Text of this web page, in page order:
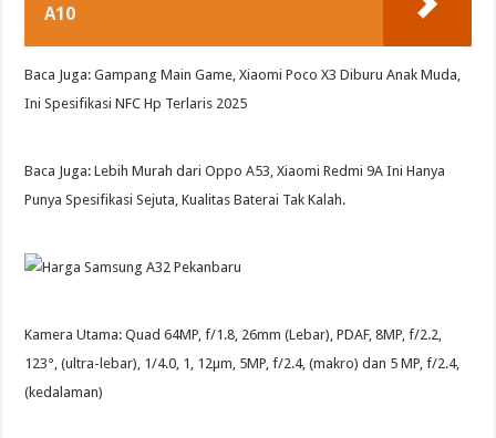
A10
Baca Juga: Gampang Main Game, Xiaomi Poco X3 Diburu Anak Muda,
Ini Spesifikasi NFC Hp Terlaris 2025
Baca Juga: Lebih Murah dari Oppo A53, Xiaomi Redmi 9A Ini Hanya
Punya Spesifikasi Sejuta, Kualitas Baterai Tak Kalah.
Kamera Utama: Quad 64MP, f/1.8, 26mm (Lebar), PDAF, 8MP, f/2.2,
123°, (ultra-lebar), 1/4.0, 1, 12µm, 5MP, f/2.4, (makro) dan 5 MP, f/2.4,
(kedalaman)